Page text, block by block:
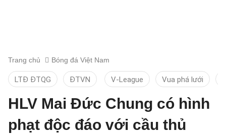
Trang chủ Bóng đá Việt Nam
LTĐ ĐTQG ĐTVN V-League Vua phá lưới
HLV Mai Đức Chung có hình
phạt độc đáo với cầu thủ